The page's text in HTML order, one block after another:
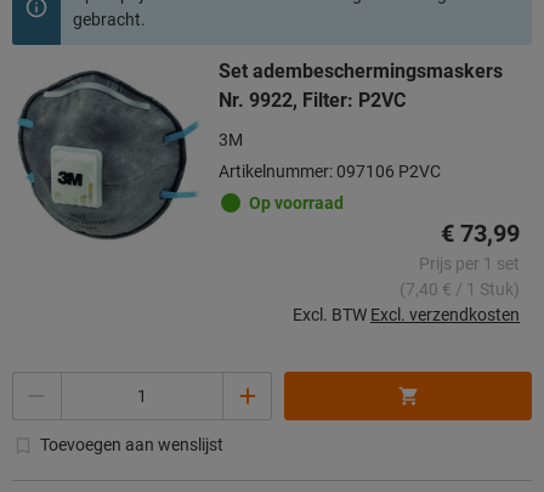
gebracht.
Set adembeschermingsmaskers
Nr. 9922, Filter: P2VC
3M
Artikelnummer: 097106 P2VC
Op voorraad
€ 73,99
Prijs per 1 set
(7,40 € / 1 Stuk)
Excl. BTW Excl. verzendkosten
Toevoegen aan wenslijst